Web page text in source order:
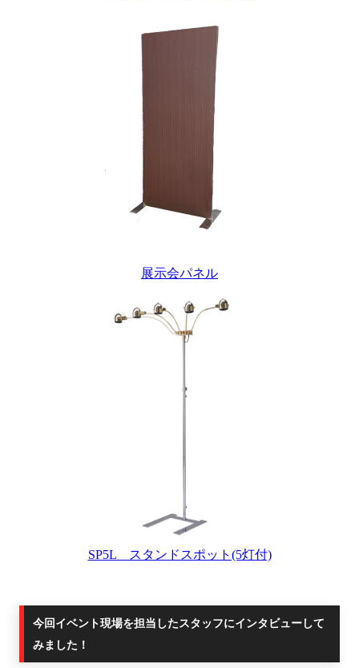
展示会パネル
SP5L スタンドスポット(5灯付)
今回イベント現場を担当したスタッフにインタビューして
みました！